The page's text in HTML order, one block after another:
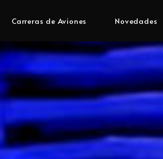
Carreras de Aviones Novedades